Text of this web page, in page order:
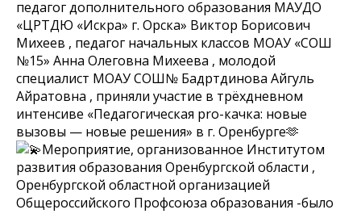
педагог дополнительного образования МАУДО
«ЦРТДЮ «Искра» г. Орска» Виктор Борисович
Михеев , педагог начальных классов МОАУ «СОШ
№15» Анна Олеговна Михеева , молодой
специалист МОАУ СОШ№ Бадртдинова Айгуль
Айратовна , приняли участие в трёхдневном
интенсиве «Педагогическая pro-качка: новые
вызовы — новые решения» в г. Оренбурге🫶
Мероприятие, организованное Институтом
развития образования Оренбургской области ,
Оренбургской областной организацией
Общероссийского Профсоюза образования -было